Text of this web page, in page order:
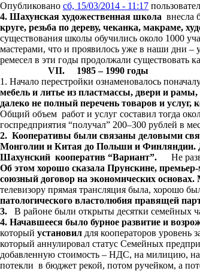
Опубликовано сб, 15/03/2014 - 11:17
4. Шахунская художественная школа внесла
круге, резьба по дереву, чеканка, макраме,
существования школы обучились около 1000
мастерами, что и проявилось уже в наши дни –
ремесел в эти годы продолжали существовать
VII. 1985 – 1990 годы
1. Начало перестройки ознаменовалось
мебель и литье из пластмассы, двери и
далеко не полный перечень товаров и
Общий объем работ и услуг составил тогда
госпредприятия “получал” 200–300 рублей в
2. Кооперативы были связаны деловыми
Монголии и Китая до Польши и Финляндии.
Шахунский кооператив “Вариант”. Не
Об этом хорошо сказала Прунскине,
союзный договор на экономических основах.
телевизору прямая трансляция была, хорошо
патологического властолюбия правящей
3. В районе были открыты десятки семейных
4. Начавшееся было бурное развитие и
который установил для кооператоров уровень
который аннулировал статус Семейных
добавленную стоимость – НДС, на милицию, на
потекли в бюджет рекой, потом ручейком, а